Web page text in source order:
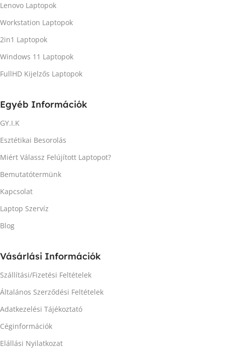
Lenovo Laptopok
Workstation Laptopok
2in1 Laptopok
Windows 11 Laptopok
FullHD Kijelzős Laptopok
Egyéb Információk
GY.I.K
Esztétikai Besorolás
Miért Válassz Felújított Laptopot?
Bemutatótermünk
Kapcsolat
Laptop Szervíz
Blog
Vásárlási Információk
Szállítási/Fizetési Feltételek
Általános Szerződési Feltételek
Adatkezelési Tájékoztató
Céginformációk
Elállási Nyilatkozat